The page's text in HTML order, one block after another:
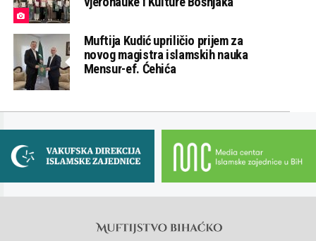
Muftija Kudić upriličio prijem za
novog magistra islamskih nauka
Mensur-ef. Ćehića